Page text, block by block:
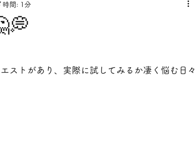
時間: 1分
ストがあり、実際に試してみるか凄く悩む日々